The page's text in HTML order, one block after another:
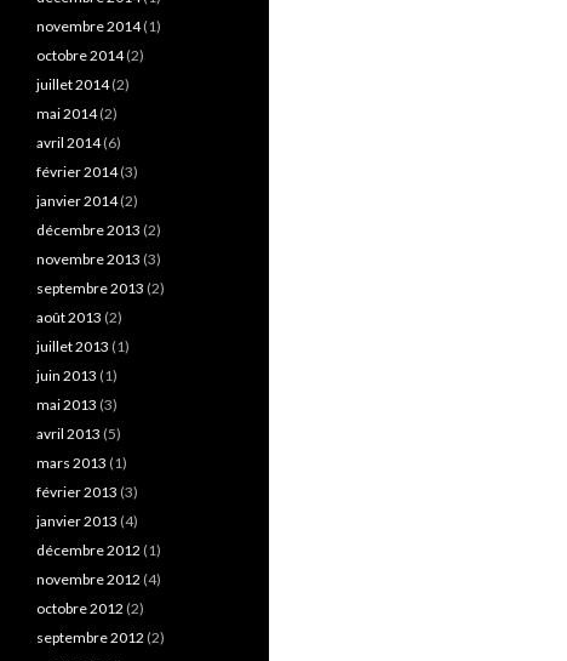
novembre 2014(1)
octobre 2014(2)
juillet 2014(2)
mai 2014(2)
avril 2014(6)
février 2014(3)
janvier 2014(2)
décembre 2013 (2)
novembre 2013 (3)
septembre 2013 (2)
août 2013 (2)
juillet 2013 (1)
juin 2013 (1)
mai 2013 (3)
avril 2013 (5)
mars 2013 (1)
février 2013 (3)
janvier 2013 (4)
décembre 2012 (1)
novembre 2012 (4)
octobre 2012 (2)
septembre 2012 (2)